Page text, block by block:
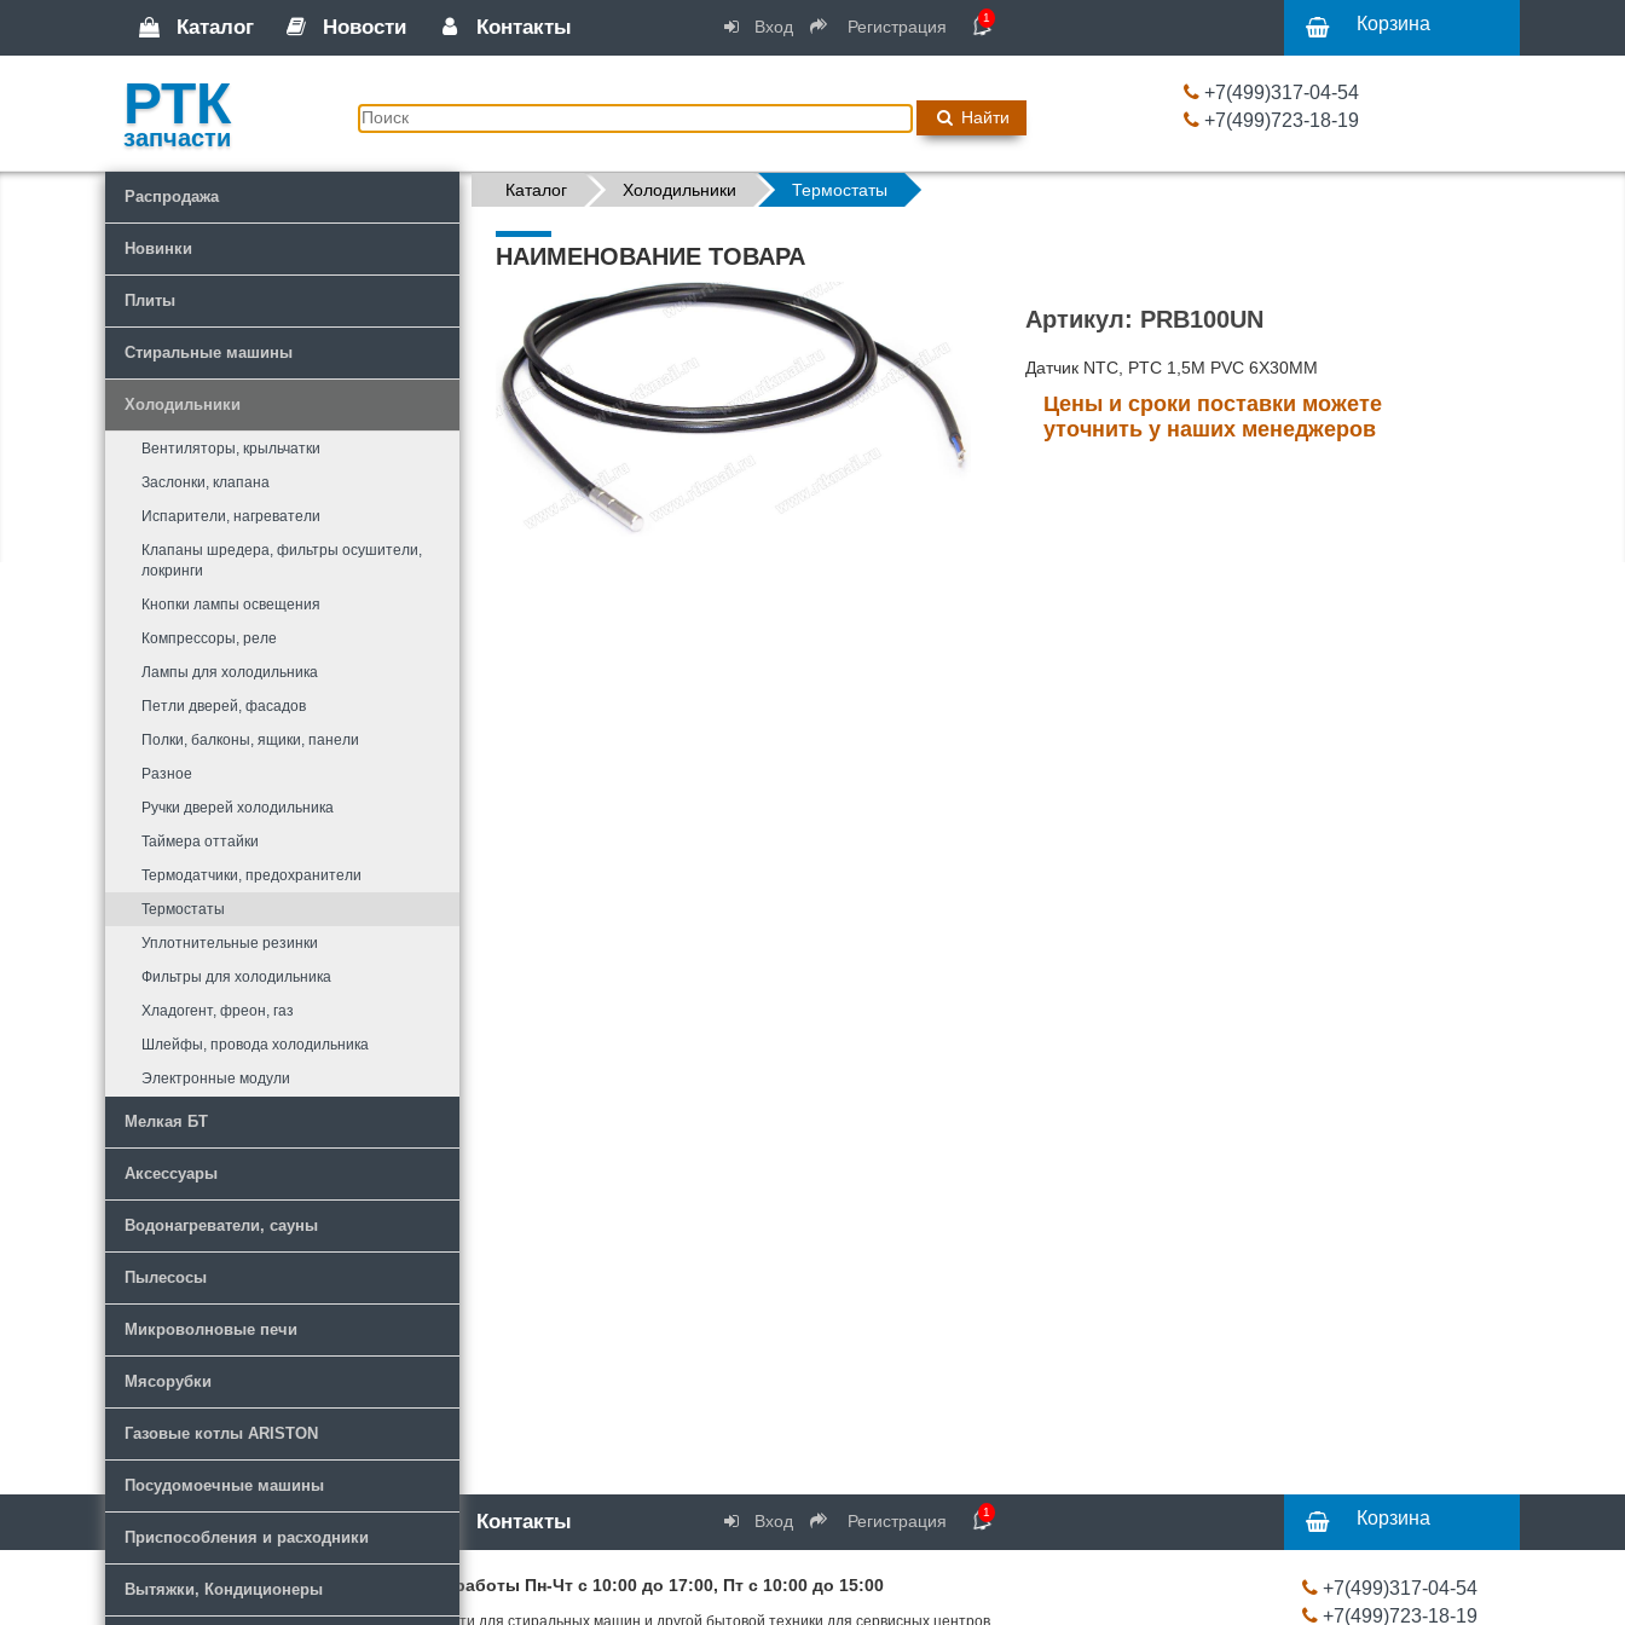
Каталог Новости Контакты Вход Регистрация 1 Корзина
РТК
запчасти
Найти
+7(499)317-04-54
+7(499)723-18-19
Распродажа
Новинки
Плиты
Стиральные машины
Холодильники
Вентиляторы, крыльчатки
Заслонки, клапана
Испарители, нагреватели
Клапаны шредера, фильтры осушители,
локринги
Кнопки лампы освещения
Компрессоры, реле
Лампы для холодильника
Петли дверей, фасадов
Полки, балконы, ящики, панели
Разное
Ручки дверей холодильника
Таймера оттайки
Термодатчики, предохранители
Термостаты
Уплотнительные резинки
Фильтры для холодильника
Хладогент, фреон, газ
Шлейфы, провода холодильника
Электронные модули
Мелкая БТ
Аксессуары
Водонагреватели, сауны
Пылесосы
Микроволновые печи
Мясорубки
Газовые котлы ARISTON
Посудомоечные машины
Приспособления и расходники
Вытяжки, Кондиционеры
Каталог Холодильники Термостаты
НАИМЕНОВАНИЕ ТОВАРА
Артикул: PRB100UN
Датчик NTC, PTC 1,5M PVC 6X30MM
Цены и сроки поставки можете
уточнить у наших менеджеров
Контакты Вход Регистрация 1 Корзина
РТК Режим работы Пн-Чт с 10:00 до 17:00, Пт с 10:00 до 15:00
© 2018 Запчасти для стиральных машин и другой бытовой техники для сервисных центров.
+7(499)317-04-54
+7(499)723-18-19